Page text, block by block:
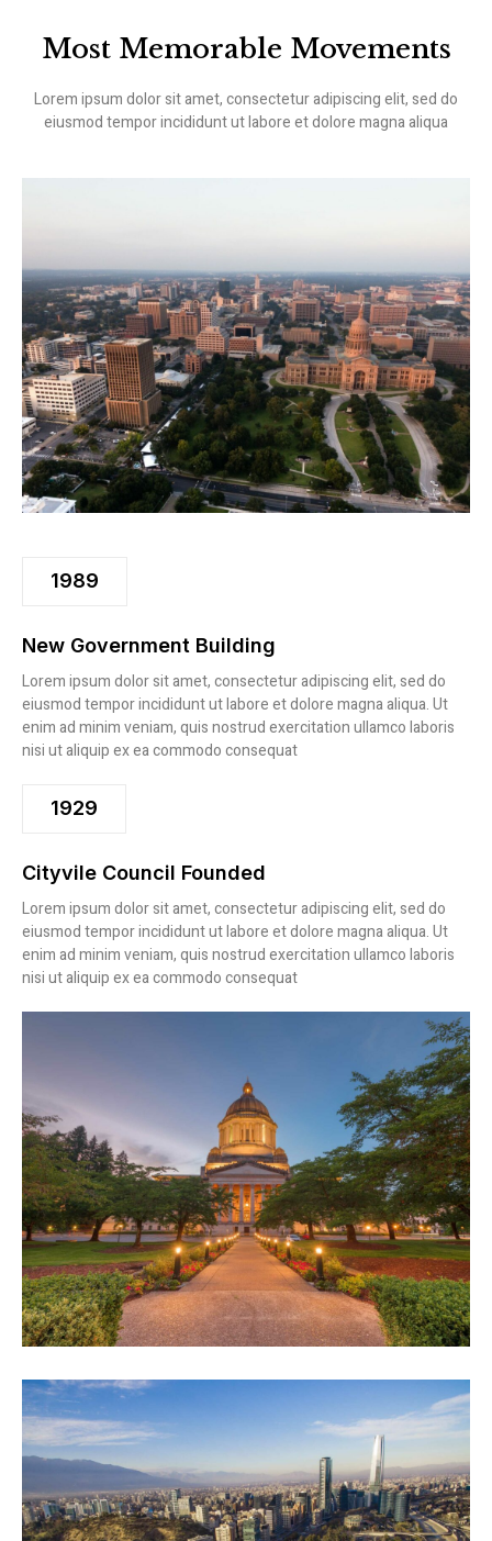
Most Memorable Movements
Lorem ipsum dolor sit amet, consectetur adipiscing elit, sed do
eiusmod tempor incididunt ut labore et dolore magna aliqua
1989
New Government Building
Lorem ipsum dolor sit amet, consectetur adipiscing elit, sed do
eiusmod tempor incididunt ut labore et dolore magna aliqua. Ut
enim ad minim veniam, quis nostrud exercitation ullamco laboris
nisi ut aliquip ex ea commodo consequat
1929
Cityvile Council Founded
Lorem ipsum dolor sit amet, consectetur adipiscing elit, sed do
eiusmod tempor incididunt ut labore et dolore magna aliqua. Ut
enim ad minim veniam, quis nostrud exercitation ullamco laboris
nisi ut aliquip ex ea commodo consequat